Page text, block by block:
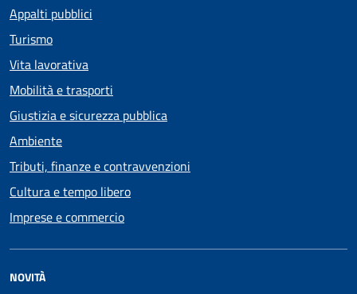
Appalti pubblici
Turismo
Vita lavorativa
Mobilità e trasporti
Giustizia e sicurezza pubblica
Ambiente
Tributi, finanze e contravvenzioni
Cultura e tempo libero
Imprese e commercio
NOVITÀ